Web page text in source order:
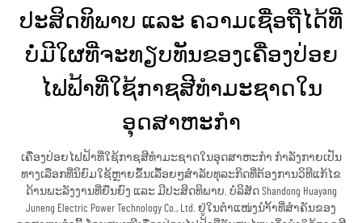
ປະສິດທິພາບ ແລະ ຄວາມເຊື່ອຖືໄດ້ທີ່
ບໍ່ມີໃຜທີ່ຈະທຽບທັນຂອງເຄື່ອງປ່ອຍ
ໄຟຟ້າທີ່ໃຊ້ກາຊສີທຳມະຊາດໃນ
ອຸດສາຫະກຳ
ເຄື່ອງປ່ອຍໄຟຟ້າທີ່ໃຊ້ກາຊສີທຳມະຊາດໃນອຸດສາຫະກຳ ກຳລັງກາຍເປັນ
ທາງເລືອກທີ່ນິຍົມໃຊ້ຫຼາຍຂຶ້ນເລື້ອຍໆສຳລັບທຸລະກິດທີ່ຕ້ອງການວິທີແກ້ໄຂ
ດ້ານພະລັງງານທີ່ຍືນຍົງ ແລະ ມີປະສິດທິພາບ. ບໍລິສັດ Shandong Huayang
Juneng Electric Power Technology Co., Ltd. ຢູ່ໃນຕຳແໜ່ງນຳ້້າທີ່ສຳຄັນຂອງ